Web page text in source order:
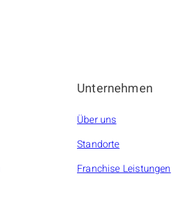
Unternehmen
Über uns
Standorte
Franchise Leistungen